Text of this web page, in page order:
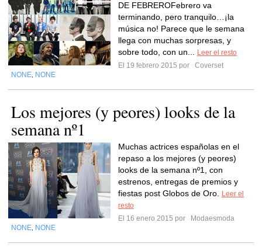
DE FEBREROFebrero va
terminando, pero tranquilo…¡la
música no! Parece que le semana
llega con muchas sorpresas, y
sobre todo, con un...
Leer el resto
El 19 febrero 2015 por
Coverset
NONE NONE
Los mejores (y peores) looks de la
semana nº1
Muchas actrices españolas en el
repaso a los mejores (y peores)
looks de la semana nº1, con
estrenos, entregas de premios y
fiestas post Globos de Oro.
Leer el
resto
El 16 enero 2015 por
Modaesmoda
NONE NONE